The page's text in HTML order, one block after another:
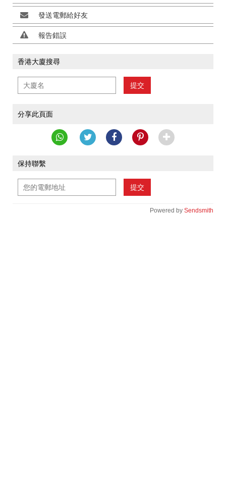
發送電郵給好友
報告錯誤
香港大廈搜尋
提交
分享此頁面
保持聯繫
提交
Powered by Sendsmith